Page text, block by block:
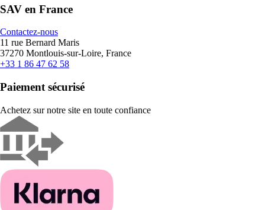
SAV en France
Contactez-nous
11 rue Bernard Maris
37270 Montlouis-sur-Loire, France
+33 1 86 47 62 58
Paiement sécurisé
Achetez sur notre site en toute confiance